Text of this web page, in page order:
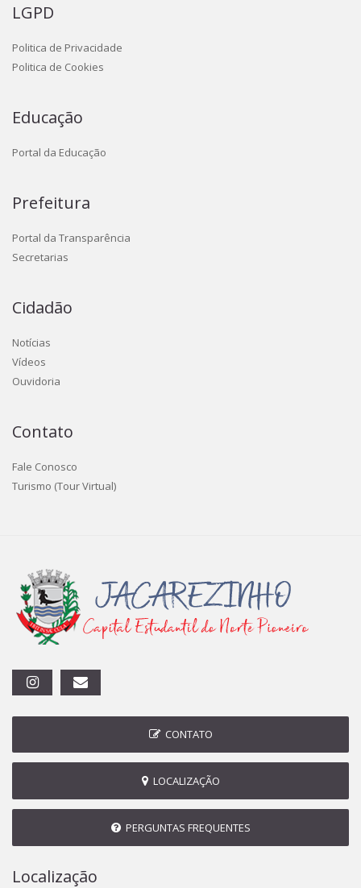
LGPD
Politica de Privacidade
Politica de Cookies
Educação
Portal da Educação
Prefeitura
Portal da Transparência
Secretarias
Cidadão
Notícias
Vídeos
Ouvidoria
Contato
Fale Conosco
Turismo (Tour Virtual)
CONTATO
LOCALIZAÇÃO
PERGUNTAS FREQUENTES
Localização